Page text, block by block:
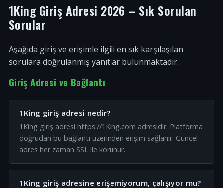
1King Giriş Adresi 2026 – Sık Sorulan
Sorular
Aşağıda giriş ve erişimle ilgili en sık karşılaşılan
sorulara doğrulanmış yanıtlar bulunmaktadır.
Giriş Adresi ve Bağlantı
1King giriş adresi nedir?
1King giriş adresi https://1King.com adresidir. Platforma
doğrudan bu bağlantı üzerinden erişim sağlanır. Güncel
adres her zaman SSL ile korunur.
1King giriş adresine erişemiyorum, çalışıyor mu?